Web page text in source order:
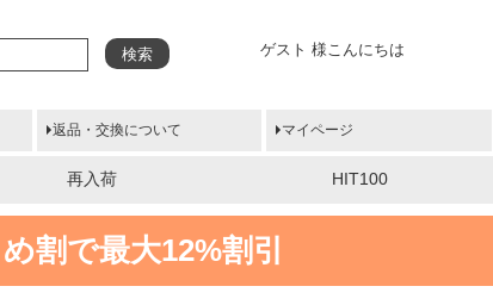
ゲスト 様こんにちは
検索
返品・交換について マイページ
再入荷 HIT100
割で最大12%割引